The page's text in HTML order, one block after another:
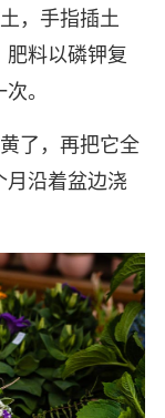
，手指插土
肥料以磷钾复
。
了，再把它全
月沿着盆边浇